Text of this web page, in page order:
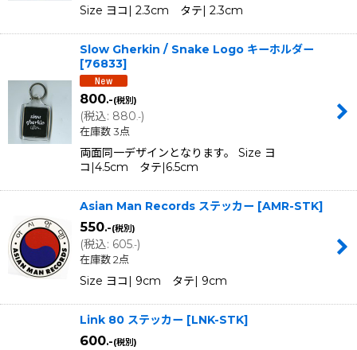
Size ヨコ| 2.3cm タテ| 2.3cm
Slow Gherkin / Snake Logo キーホルダー
[76833]
800.-(税別)
(税込: 880.-)
在庫数 3点
両面同一デザインとなります。 Size ヨ
コ|4.5cm タテ|6.5cm
Asian Man Records ステッカー [AMR-STK]
550.-(税別)
(税込: 605.-)
在庫数 2点
Size ヨコ| 9cm タテ| 9cm
Link 80 ステッカー [LNK-STK]
600.-(税別)